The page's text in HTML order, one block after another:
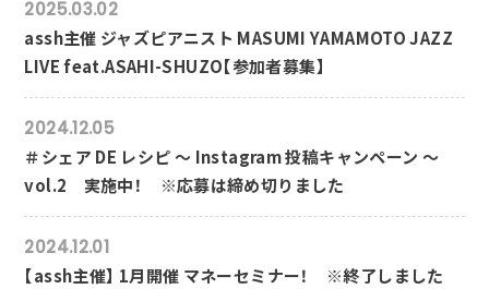
2025.03.02
assh主催 ジャズピアニスト MASUMI YAMAMOTO JAZZ
LIVE feat.ASAHI-SHUZO【参加者募集】
2024.12.05
＃シェア DE レシピ ～ Instagram 投稿キャンペーン ～
vol.2 実施中！ ※応募は締め切りました
2024.12.01
【assh主催】 1月開催 マネーセミナー！ ※終了しました